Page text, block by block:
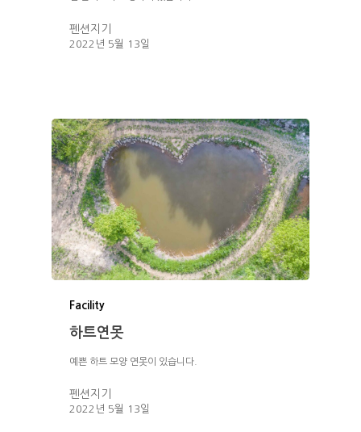
펜션지기
2022년 5월 13일
Facility
하트연못
예쁜 하트 모양 연못이 있습니다.
펜션지기
2022년 5월 13일